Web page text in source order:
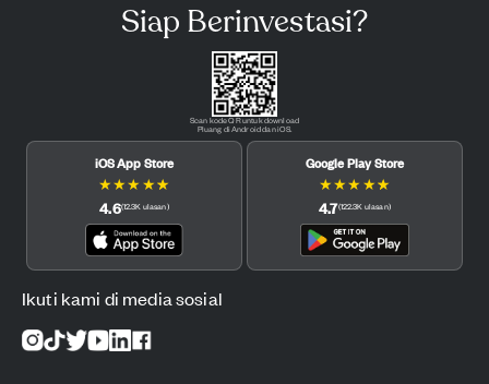
Siap Berinvestasi?
Scan kode QR untuk download
Pluang di Android dan iOS.
iOS App Store
★★★ ★★
4.6(12.3K ulasan)
Google Play Store
★★★ ★★
4.7(122.3K ulasan)
Ikuti kami di media sosial